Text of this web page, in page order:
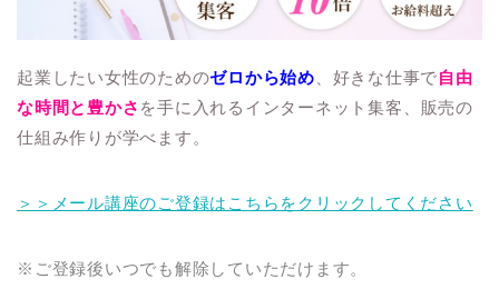
起業したい女性のためのゼロから始め 、好きな仕事で自由
な時間と豊かさ を手に入れるインターネット集客、 販売の
仕組み作りが学べます。
＞＞メール講座のご登録はこちらをクリックしてください
※ご登録後いつでも解除していただけます。